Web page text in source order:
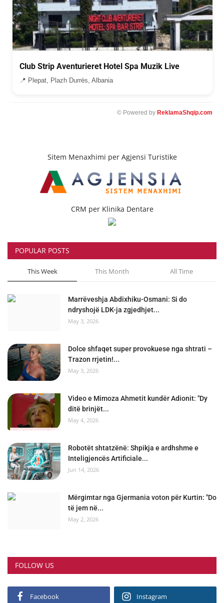
Club Strip Aventurieret Hotel Spa Muzik Live
📍 Plepat, Plazh Durrës, Albania
© Powered by ReklamaShqip.com
Sitem Menaxhimi per Agjensi Turistike
CRM per Klinika Dentare
POPULAR POSTS
This Week This Month All Time
Marrëveshja Abdixhiku-Osmani: Si do
ndryshojë LDK-ja zgjedhjet...
May 3, 2026
Dolce shfaqet super provokuese nga shtrati –
Trazon rrjetin!...
May 3, 2026
Video e Mimoza Ahmetit kundër Adionit: "Dy
ditë brinjët...
May 4, 2026
Robotët shtatzënë: Shpikja e ardhshme e
Inteligjencës Artificiale...
Jun 14, 2026
Mërgimtar nga Gjermania voton për Kurtin: "Do
të jem në...
May 2, 2026
FOLLOW US
Facebook Instagram